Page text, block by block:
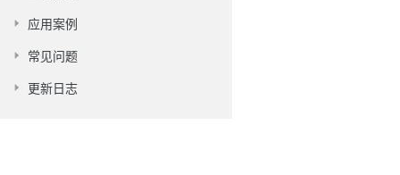
应用案例
常见问题
更新日志